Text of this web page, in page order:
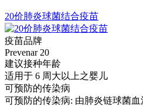
20价肺炎球菌结合疫苗
疫苗品牌
Prevenar 20
建议接种年龄
适用于 6 周大以上之婴儿
可预防的传染病
可预防的传染病: 由肺炎链球菌血